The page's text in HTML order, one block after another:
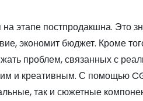
этапе постпродакшна. Это
экономит бюджет. Кроме
проблем, связанных с
и креативным. С помощью
так и сюжетные